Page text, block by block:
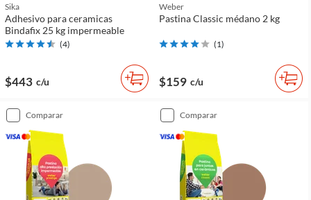
Sika
Adhesivo para ceramicas
Bindafix 25 kg impermeable
(4)
$443 c/u
Weber
Pastina Classic médano 2 kg
(1)
$159 c/u
comparar comparar